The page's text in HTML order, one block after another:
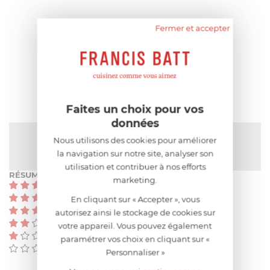
AVIS CLIENT
NOTE MOYENNE
Pas encore de note
RÉSUMÉ
(0)
(0)
(0)
(0)
Fermer et accepter
Faites un choix pour vos
données
Nous utilisons des cookies pour améliorer
la navigation sur notre site, analyser son
utilisation et contribuer à nos efforts
marketing.
En cliquant sur « Accepter », vous
autorisez ainsi le stockage de cookies sur
votre appareil. Vous pouvez également
paramétrer vos choix en cliquant sur «
Personnaliser »